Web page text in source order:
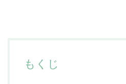
もくじ